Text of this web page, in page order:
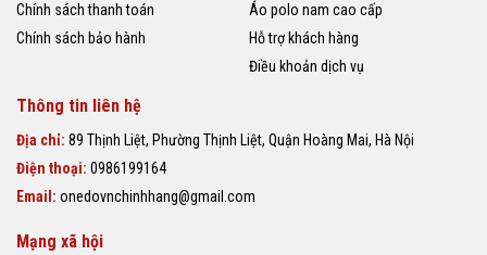
Chính sách thanh toán
Chính sách bảo hành
Áo polo nam cao cấp
Hỗ trợ khách hàng
Điều khoản dịch vụ
Thông tin liên hệ
Địa chỉ: 89 Thịnh Liệt, Phường Thịnh Liệt, Quận Hoàng Mai, Hà Nội
Điện thoại: 0986199164
Email: onedovnchinhhang@gmail.com
Mạng xã hội